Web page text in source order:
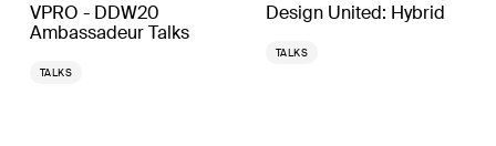
VPRO - DDW20
Ambassadeur Talks
TALKS
Design United: Hybrid
TALKS